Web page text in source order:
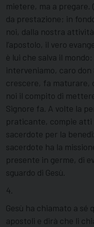
mietere, ma a pregare.
da prestazione; in
noi, dalla nostra
l’apostolo, il vero
è lui che salva il
interveniamo, caro
crescere, fa maturare,
noi il compito di
Signore fa. A volte la
praticante, compie atti
sacerdote per la
sacerdote ha la
presente in germe, di
sguardo di Gesù.
4.
Gesù ha chiamato a sé
apostoli e dirà che li